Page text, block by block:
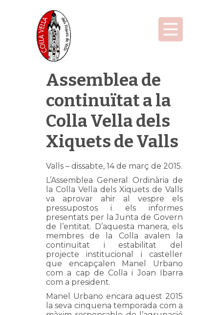
Assemblea de
continuïtat a la
Colla Vella dels
Xiquets de Valls
Valls – dissabte, 14 de març de 2015.
L’Assemblea General Ordinària de
la Colla Vella dels Xiquets de Valls
va aprovar ahir al vespre els
pressupostos i els informes
presentats per la Junta de Govern
de l’entitat. D’aquesta manera, els
membres de la Colla avalen la
continuïtat i estabilitat del
projecte institucional i casteller
que encapçalen Manel Urbano
com a cap de Colla i Joan Ibarra
com a president.
Manel Urbano encara aquest 2015
la seva cinquena temporada com a